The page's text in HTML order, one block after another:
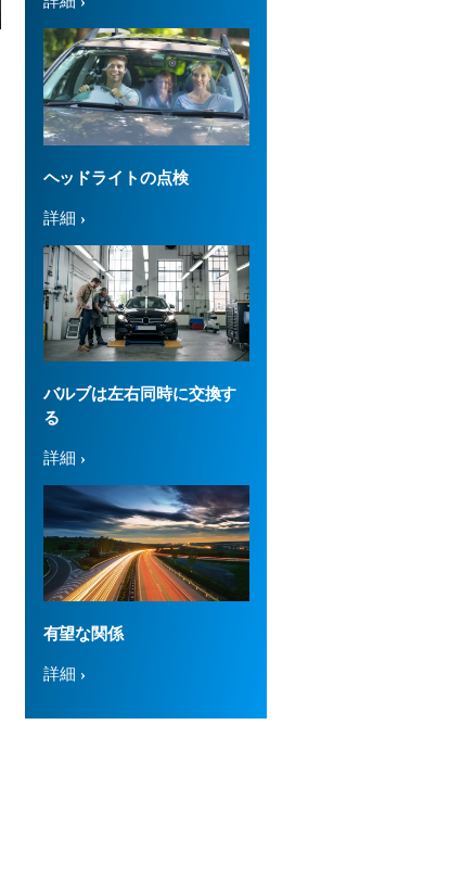
ヘッドライトの点検
詳細
バルブは左右同時に交換す
る
詳細
有望な関係
詳細